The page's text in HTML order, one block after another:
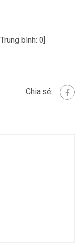
Trung bình: 0]
Chia sẻ: